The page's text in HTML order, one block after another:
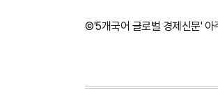
©'5개국어 글로벌 경제신문' 아